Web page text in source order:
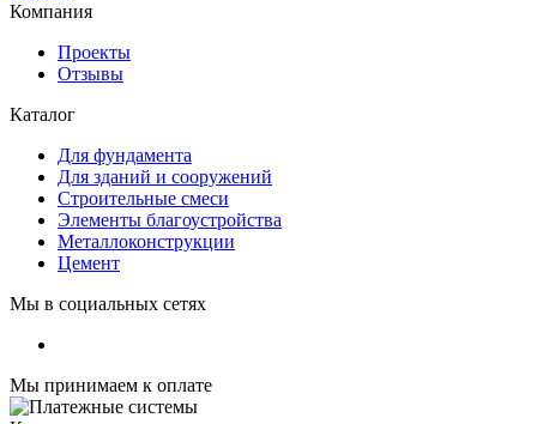
Компания
Проекты
Отзывы
Каталог
Для фундамента
Для зданий и сооружений
Строительные смеси
Элементы благоустройства
Металлоконструкции
Цемент
Мы в социальных сетях
Мы принимаем к оплате